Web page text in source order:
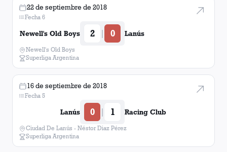
22 de septiembre de 2018
Fecha 6
Newell's Old Boys 2 | 0 Lanús
Newell's Old Boys
Superliga Argentina
16 de septiembre de 2018
Fecha 5
Lanús 0 | 1 Racing Club
Ciudad De Lanús - Néstor Diaz Pérez
Superliga Argentina